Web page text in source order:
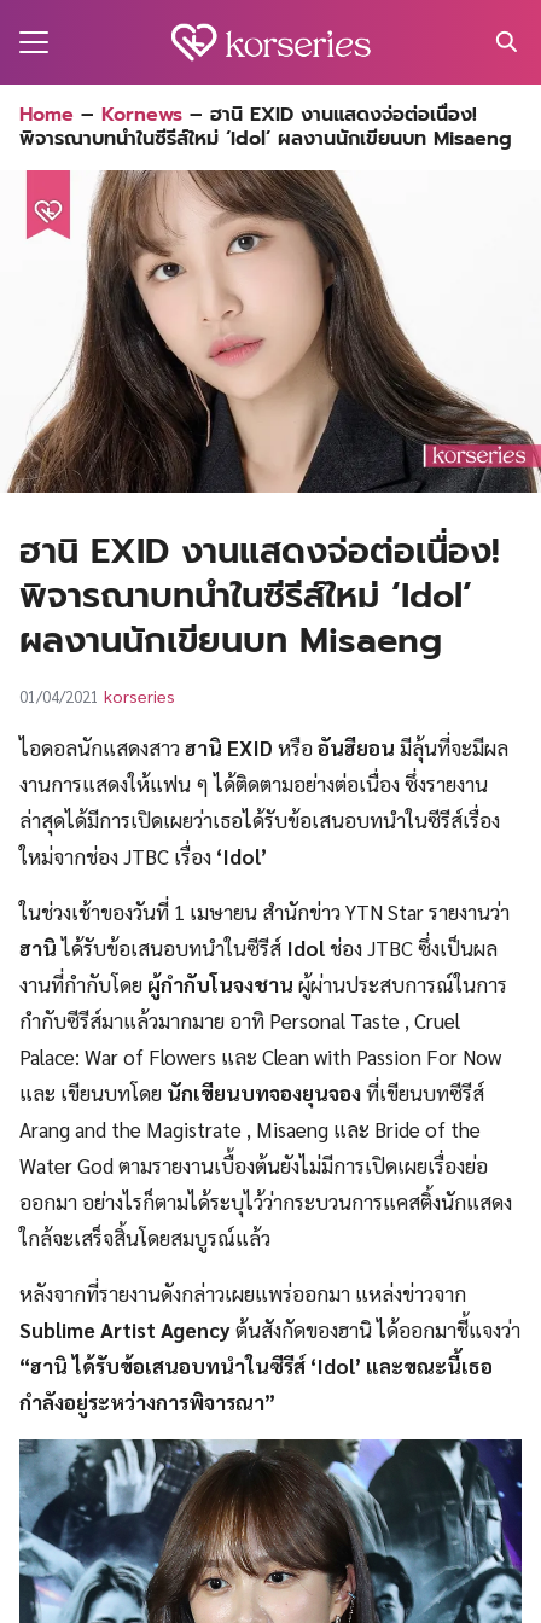
for:
Home – Kornews – ฮานิ EXID งานแสดงจ่อต่อเนื่อง!
พิจารณาบทนำในซีรีส์ใหม่ ‘Idol’ ผลงานนักเขียนบท Misaeng
ฮานิ EXID งานแสดงจ่อต่อเนื่อง!
พิจารณาบทนำในซีรีส์ใหม่ ‘Idol’
ผลงานนักเขียนบท Misaeng
01/04/2021 korseries
ไอดอลนักแสดงสาวฮานิ EXID หรืออันฮียอน มีลุ้นที่จะมีผล
งานการแสดงให้แฟน ๆ ได้ติดตามอย่างต่อเนื่อง ซึ่งรายงาน
ล่าสุดได้มีการเปิดเผยว่าเธอได้รับข้อเสนอบทนำในซีรีส์เรื่อง
ใหม่จากช่อง JTBC เรื่อง ‘Idol’
ในช่วงเช้าของวันที่ 1 เมษายน สำนักข่าว YTN Star รายงานว่า
ฮานิได้รับข้อเสนอบทนำในซีรีส์ Idolช่อง JTBC ซึ่งเป็นผล
งานที่กำกับโดย ผู้กำกับโนจงชาน ผู้ผ่านประสบการณ์ในการ
กำกับซีรีส์มาแล้วมากมาย อาทิ Personal Taste , Cruel
Palace: War of Flowers และ Clean with Passion For Now
และ เขียนบทโดย นักเขียนบทจองยุนจองที่เขียนบทซีรีส์
Arang and the Magistrate , Misaeng และ Bride of the
Water God ตามรายงานเบื้องต้นยังไม่มีการเปิดเผยเรื่องย่อ
ออกมา อย่างไรก็ตามได้ระบุไว้ว่ากระบวนการแคสติ้งนักแสดง
ใกล้จะเสร็จสิ้นโดยสมบูรณ์แล้ว
หลังจากที่รายงานดังกล่าวเผยแพร่ออกมา แหล่งข่าวจาก
Sublime Artist Agencyต้นสังกัดของฮานิ ได้ออกมาชี้แจงว่า
“ฮานิ ได้รับข้อเสนอบทนำในซีรีส์ ‘Idol’ และขณะนี้เธอ
กำลังอยู่ระหว่างการพิจารณา”